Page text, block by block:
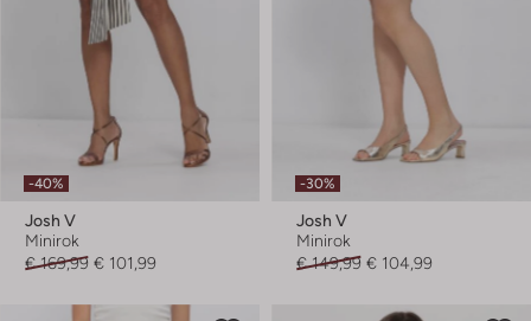
-40%
Josh V
Minirok
€ 169,99 € 101,99
-30%
Josh V
Minirok
€ 149,99 € 104,99